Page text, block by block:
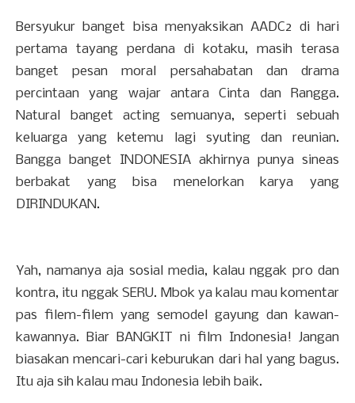
Bersyukur banget bisa menyaksikan AADC2 di hari
pertama tayang perdana di kotaku, masih terasa
banget pesan moral persahabatan dan drama
percintaan yang wajar antara Cinta dan Rangga.
Natural banget acting semuanya, seperti sebuah
keluarga yang ketemu lagi syuting dan reunian.
Bangga banget INDONESIA akhirnya punya sineas
berbakat yang bisa menelorkan karya yang
DIRINDUKAN.
Yah, namanya aja sosial media, kalau nggak pro dan
kontra, itu nggak SERU. Mbok ya kalau mau komentar
pas filem-filem yang semodel gayung dan kawan-
kawannya. Biar BANGKIT ni film Indonesia! Jangan
biasakan mencari-cari keburukan dari hal yang bagus.
Itu aja sih kalau mau Indonesia lebih baik.